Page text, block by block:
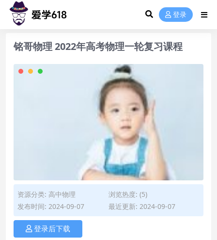
登录
铭哥物理 2022年高考物理一轮复习课程
资源分类: 高中物理
浏览热度: (5)
发布时间: 2024-09-07
最近更新: 2024-09-07
登录后下载